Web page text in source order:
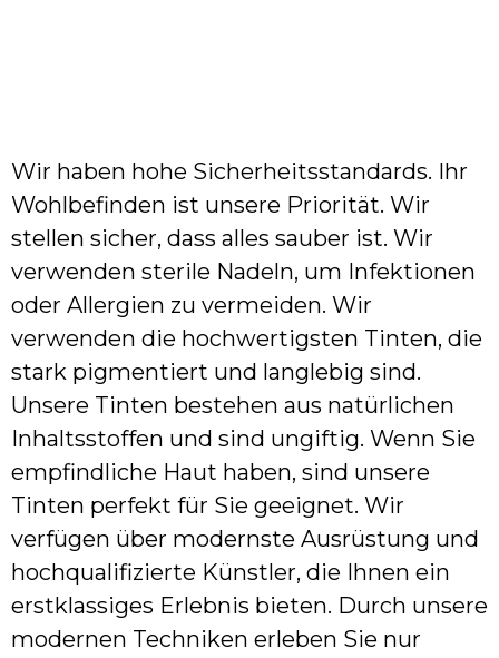
Wir haben hohe Sicherheitsstandards. Ihr
Wohlbefinden ist unsere Priorität. Wir
stellen sicher, dass alles sauber ist. Wir
verwenden sterile Nadeln, um Infektionen
oder Allergien zu vermeiden. Wir
verwenden die hochwertigsten Tinten, die
stark pigmentiert und langlebig sind.
Unsere Tinten bestehen aus natürlichen
Inhaltsstoffen und sind ungiftig. Wenn Sie
empfindliche Haut haben, sind unsere
Tinten perfekt für Sie geeignet. Wir
verfügen über modernste Ausrüstung und
hochqualifizierte Künstler, die Ihnen ein
erstklassiges Erlebnis bieten. Durch unsere
modernen Techniken erleben Sie nur